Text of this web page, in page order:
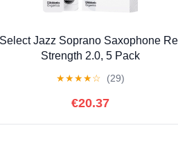
Jazz Soprano Saxophone
Strength 2.0, 5 Pack
★★★★☆ (29)
€20.37